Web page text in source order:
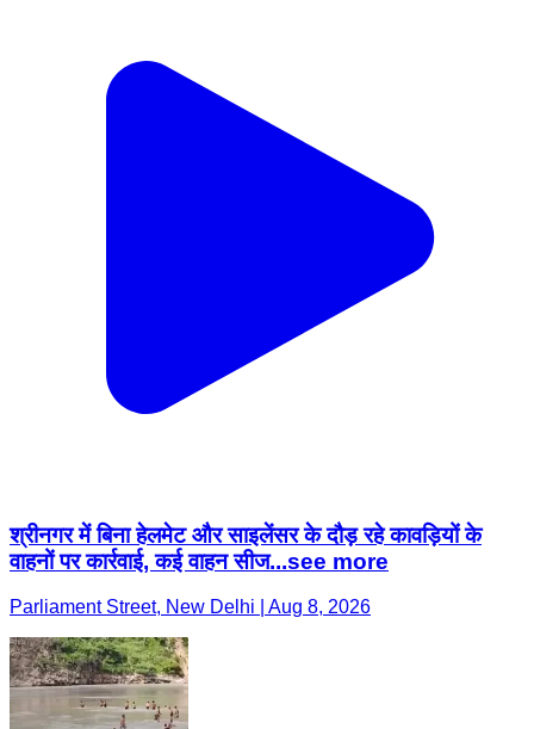
श्रीनगर में बिना हेलमेट और साइलेंसर के दौड़ रहे कावड़ियों के
वाहनों पर कार्रवाई, कई वाहन सीज...see more
Parliament Street, New Delhi | Aug 8, 2026